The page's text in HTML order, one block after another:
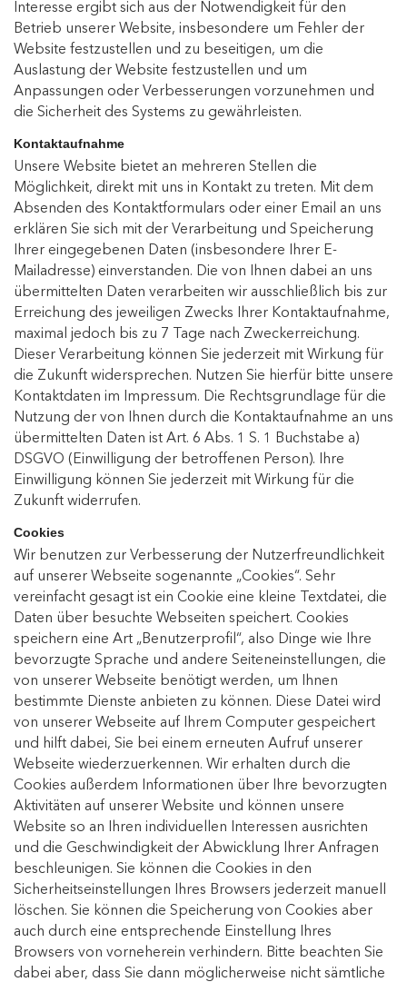
Interesse ergibt sich aus der Notwendigkeit für den
Betrieb unserer Website, insbesondere um Fehler der
Website festzustellen und zu beseitigen, um die
Auslastung der Website festzustellen und um
Anpassungen oder Verbesserungen vorzunehmen und
die Sicherheit des Systems zu gewährleisten.
Kontaktaufnahme
Unsere Website bietet an mehreren Stellen die
Möglichkeit, direkt mit uns in Kontakt zu treten. Mit dem
Absenden des Kontaktformulars oder einer Email an uns
erklären Sie sich mit der Verarbeitung und Speicherung
Ihrer eingegebenen Daten (insbesondere Ihrer E-
Mailadresse) einverstanden. Die von Ihnen dabei an uns
übermittelten Daten verarbeiten wir ausschließlich bis zur
Erreichung des jeweiligen Zwecks Ihrer Kontaktaufnahme,
maximal jedoch bis zu 7 Tage nach Zweckerreichung.
Dieser Verarbeitung können Sie jederzeit mit Wirkung für
die Zukunft widersprechen. Nutzen Sie hierfür bitte unsere
Kontaktdaten im Impressum. Die Rechtsgrundlage für die
Nutzung der von Ihnen durch die Kontaktaufnahme an uns
übermittelten Daten ist Art. 6 Abs. 1 S. 1 Buchstabe a)
DSGVO (Einwilligung der betroffenen Person). Ihre
Einwilligung können Sie jederzeit mit Wirkung für die
Zukunft widerrufen.
Cookies
Wir benutzen zur Verbesserung der Nutzerfreundlichkeit
auf unserer Webseite sogenannte „Cookies“. Sehr
vereinfacht gesagt ist ein Cookie eine kleine Textdatei, die
Daten über besuchte Webseiten speichert. Cookies
speichern eine Art „Benutzerprofil“, also Dinge wie Ihre
bevorzugte Sprache und andere Seiteneinstellungen, die
von unserer Webseite benötigt werden, um Ihnen
bestimmte Dienste anbieten zu können. Diese Datei wird
von unserer Webseite auf Ihrem Computer gespeichert
und hilft dabei, Sie bei einem erneuten Aufruf unserer
Webseite wiederzuerkennen. Wir erhalten durch die
Cookies außerdem Informationen über Ihre bevorzugten
Aktivitäten auf unserer Website und können unsere
Website so an Ihren individuellen Interessen ausrichten
und die Geschwindigkeit der Abwicklung Ihrer Anfragen
beschleunigen. Sie können die Cookies in den
Sicherheitseinstellungen Ihres Browsers jederzeit manuell
löschen. Sie können die Speicherung von Cookies aber
auch durch eine entsprechende Einstellung Ihres
Browsers von vorneherein verhindern. Bitte beachten Sie
dabei aber, dass Sie dann möglicherweise nicht sämtliche